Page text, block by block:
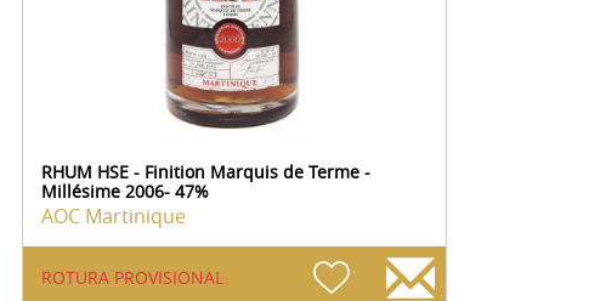
RHUM HSE - Finition Marquis de Terme -
Millésime 2006- 47%
AOC Martinique
ROTURA PROVISIONAL